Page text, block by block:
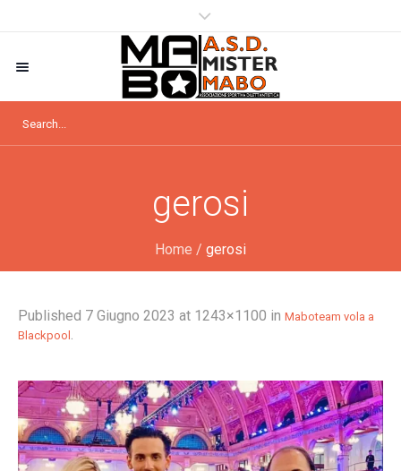
gerosi
Home / gerosi
Published 7 Giugno 2023 at 1243×1100 in Maboteam vola a
Blackpool .